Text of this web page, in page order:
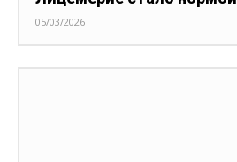
05/03/2026